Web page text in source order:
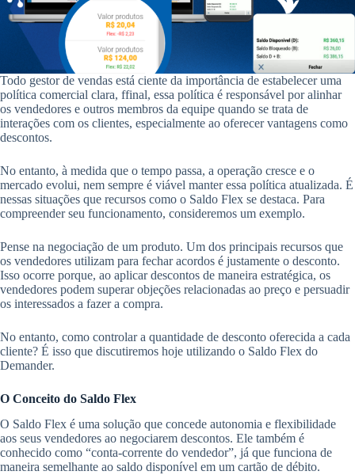
Todo gestor de vendas está ciente da importância de estabelecer uma
política comercial clara, ffinal, essa política é responsável por alinhar
os vendedores e outros membros da equipe quando se trata de
interações com os clientes, especialmente ao oferecer vantagens como
descontos.
No entanto, à medida que o tempo passa, a operação cresce e o
mercado evolui, nem sempre é viável manter essa política atualizada. É
nessas situações que recursos como o Saldo Flex se destaca. Para
compreender seu funcionamento, consideremos um exemplo.
Pense na negociação de um produto. Um dos principais recursos que
os vendedores utilizam para fechar acordos é justamente o desconto.
Isso ocorre porque, ao aplicar descontos de maneira estratégica, os
vendedores podem superar objeções relacionadas ao preço e persuadir
os interessados a fazer a compra.
No entanto, como controlar a quantidade de desconto oferecida a cada
cliente? É isso que discutiremos hoje utilizando o Saldo Flex do
Demander.
O Conceito do Saldo Flex
O Saldo Flex é uma solução que concede autonomia e flexibilidade
aos seus vendedores ao negociarem descontos. Ele também é
conhecido como “conta-corrente do vendedor”, já que funciona de
maneira semelhante ao saldo disponível em um cartão de débito.